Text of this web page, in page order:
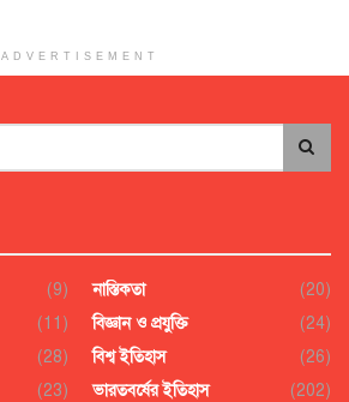
ADVERTISEMENT
(9)
(11)
(28)
(23)
নাস্তিকতা
(20)
বিজ্ঞান ও প্রযুক্তি
(24)
বিশ্ব ইতিহাস
(26)
ভারতবর্ষের ইতিহাস
(202)